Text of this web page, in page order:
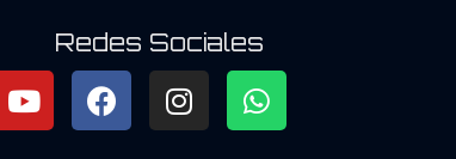
Redes Sociales